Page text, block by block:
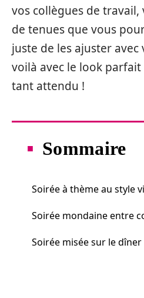
vos collègues de
de tenues que vous
juste de les ajuster
voilà avec le look parfait
tant attendu !
Sommaire
Soirée à thème au style
Soirée mondaine entre
Soirée misée sur le dîner